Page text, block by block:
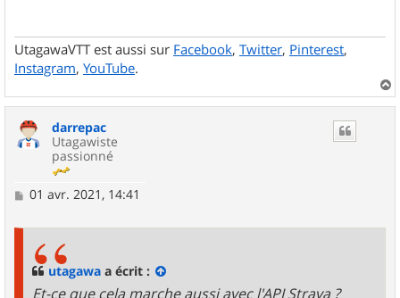
UtagawaVTT est aussi sur Facebook, Twitter, Pinterest,
Instagram, YouTube.
a
darrepac
Utagawiste
passionné
M
01 avr. 2021, 14:41
utagawa a écrit :
Et-ce que cela marche aussi avec l'API Strava ?